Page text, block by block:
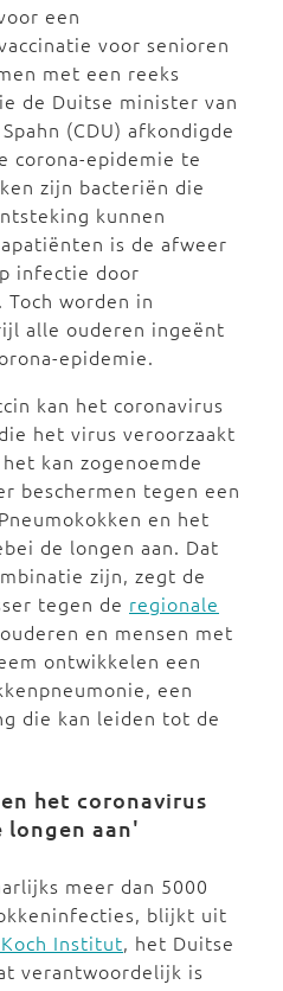
een
voor senioren
met een reeks
de Duitse minister van
(CDU) afkondigde
corona-epidemie te
zijn bacteriën die
kunnen
is de afweer
infectie door
worden in
alle ouderen ingeënt
epidemie.
kan het coronavirus
het virus veroorzaakt
kan zogenoemde
beschermen tegen een
en het
de longen aan. Dat
zijn, zegt de
tegen de regionale
en mensen met
ontwikkelen een
een
die kan leiden tot de
het coronavirus
longen aan'
meer dan 5000
blijkt uit
Institut, het Duitse
verantwoordelijk is